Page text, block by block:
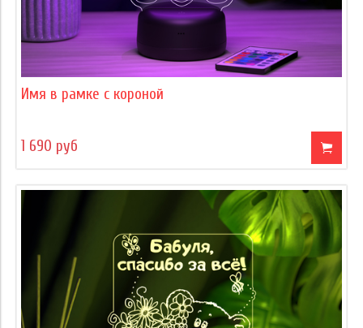
Имя в рамке с короной
1 690 руб